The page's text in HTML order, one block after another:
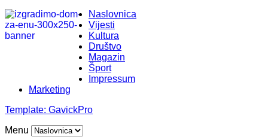
Naslovnica
Vijesti
Kultura
Društvo
Magazin
Šport
Impressum
Marketing
Template: GavickPro
Menu